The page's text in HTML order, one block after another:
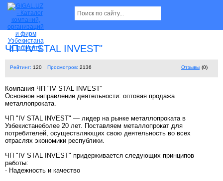
ЧП "IV STAL INVEST"
Рейтинг: 120 Просмотров: 2136 Отзывы (0)
Компания ЧП "IV STAL INVEST"
Основное направление деятельности: оптовая продажа
металлопроката.
ЧП "IV STAL INVEST" — лидер на рынке металлопроката в
Узбекистанеболее 20 лет. Поставляем металлопрокат для
потребителей, осуществляющих свою деятельность во всех
отраслях экономики республики.
ЧП "IV STAL INVEST" придерживается следующих принципов
работы:
- Надежность и качество